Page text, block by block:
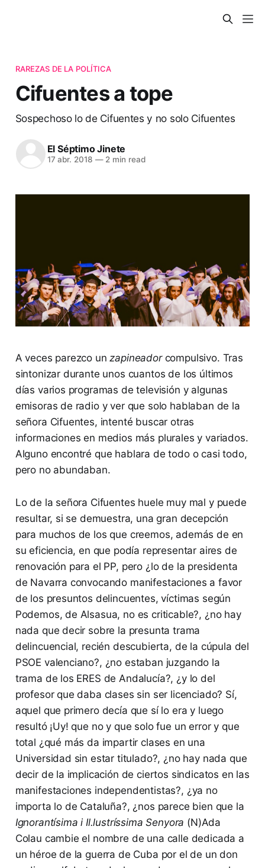
RAREZAS DE LA POLÍTICA
Cifuentes a tope
Sospechoso lo de Cifuentes y no solo Cifuentes
El Séptimo Jinete
17 abr. 2018 —2 min read
A veces parezco unzapineadorcompulsivo. Tras
sintonizar durante unos cuantos de los últimos
días varios programas de televisión y algunas
emisoras de radio y ver que solo hablaban de la
señora Cifuentes, intenté buscar otras
informaciones en medios más plurales y variados.
Alguno encontré que hablara de todo o casi todo,
pero no abundaban.
Lo de la señora Cifuentes huele muy mal y puede
resultar, si se demuestra, una gran decepción
para muchos de los que creemos, además de en
su eficiencia, en que podía representar aires de
renovación para el PP, pero ¿lo de la presidenta
de Navarra convocando manifestaciones a favor
de los presuntos delincuentes, víctimas según
Podemos, de Alsasua, no es criticable?, ¿no hay
nada que decir sobre la presunta trama
delincuencial, recién descubierta, de la cúpula del
PSOE valenciano?, ¿no estaban juzgando la
trama de los ERES de Andalucía?, ¿y lo del
profesor que daba clases sin ser licenciado? Sí,
aquel que primero decía que sí lo era y luego
resultó ¡Uy! que no y que solo fue un error y que
total ¿qué más da impartir clases en una
Universidad sin estar titulado?, ¿no hay nada que
decir de la implicación de ciertos sindicatos en las
manifestaciones independentistas?, ¿ya no
importa lo de Cataluña?, ¿nos parece bien que la
Ignorantísima i Il.lustríssima Senyora (N)Ada
Colau cambie el nombre de una calle dedicada a
un héroe de la guerra de Cuba por el de un don